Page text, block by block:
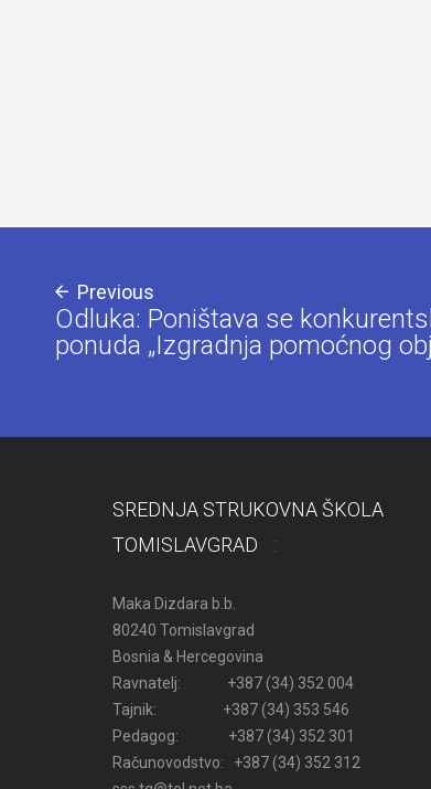
Previous
Odluka: Poništava se
ponuda „Izgradnja pomoćnog
SREDNJA STRUKOVNA ŠKOLA
TOMISLAVGRAD
Maka Dizdara b.b.
80240 Tomislavgrad
Bosnia & Hercegovina
Ravnatelj: +387 (34) 352 004
Tajnik: +387 (34) 353 546
Pedagog: +387 (34) 352 301
Računovodstvo: +387 (34) 352 312